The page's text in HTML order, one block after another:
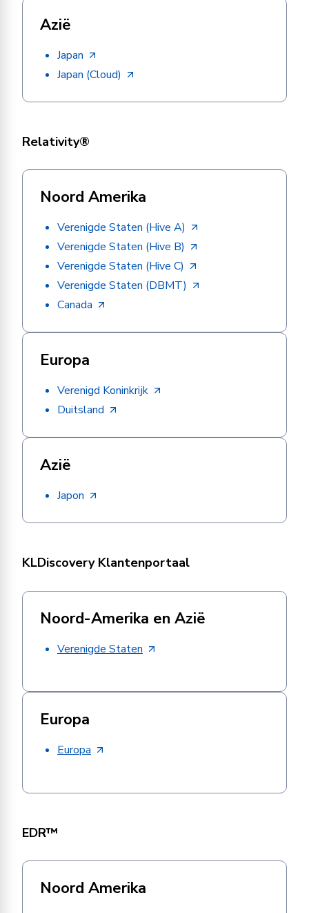
Azië
Japan
Japan (Cloud)
Relativity®
Noord Amerika
Verenigde Staten (Hive A)
Verenigde Staten (Hive B)
Verenigde Staten (Hive C)
Verenigde Staten (DBMT)
Canada
Europa
Verenigd Koninkrijk
Duitsland
Azië
Japon
KLDiscovery Klantenportaal
Noord-Amerika en Azië
Verenigde Staten
Europa
Europa
EDR™
Noord Amerika